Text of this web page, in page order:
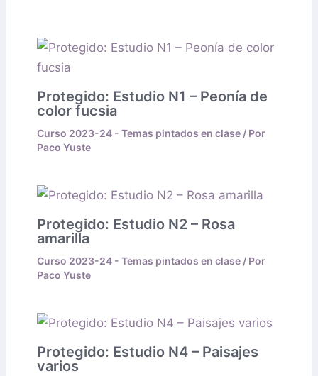
Protegido: Estudio N1 – Peonía de
color fucsia
Curso 2023-24 - Temas pintados en clase/ Por
Paco Yuste
Protegido: Estudio N2 – Rosa
amarilla
Curso 2023-24 - Temas pintados en clase/ Por
Paco Yuste
Protegido: Estudio N4 – Paisajes
varios